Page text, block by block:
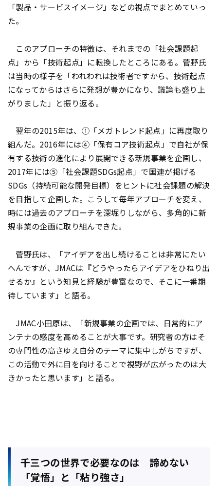
「製品・サービスイメージ」などの視点でまとめていっ
た。
このアプローチの特徴は、それまでの「社会課題起
点」から「技術起点」に転換したところにある。菅野氏
は当時の様子を「われわれは技術者ですから、技術起点
になってからはさらに発想が豊かになり、議論も盛り上
がりました」と振り返る。
翌年の2015年は、①「メガトレンド起点」に再度取り
組んだ。2016年には④「保有コア技術起点」で自社が保
有する技術の進化により展開できる新規事業を企画し、
2017年には⑤「社会課題SDGs起点」で国連が掲げる
SDGs（持続可能な開発目標）をヒントに社会課題の解決
を目指して企画した。こうして毎年アプローチを変え、
時には過去のアプローチを深堀りしながら、多角的に新
規事業の企画に取り組んできた。
菅野氏は、「アイデアを出し続けることは非常にたい
へんですが、JMACは『どうやったらアイデアをひねり出
せるか』という知見と経験が豊富なので、そこに一番期
待しています」と語る。
JMAC小田原は、「新規事業の企画では、日常的にア
ンテナの感度を高めることが大事です。研究者の方はそ
の専門性の高さゆえ自分のテーマに集中しがちですが、
この活動で外に目を向けることで視野が広がったのは大
きかったと思います」と語る。
千三つの世界で必要なのは 諦めない
「覚悟」と「粘り強さ」